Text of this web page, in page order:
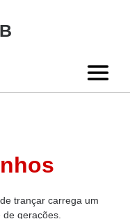
trançar carrega um
gerações.